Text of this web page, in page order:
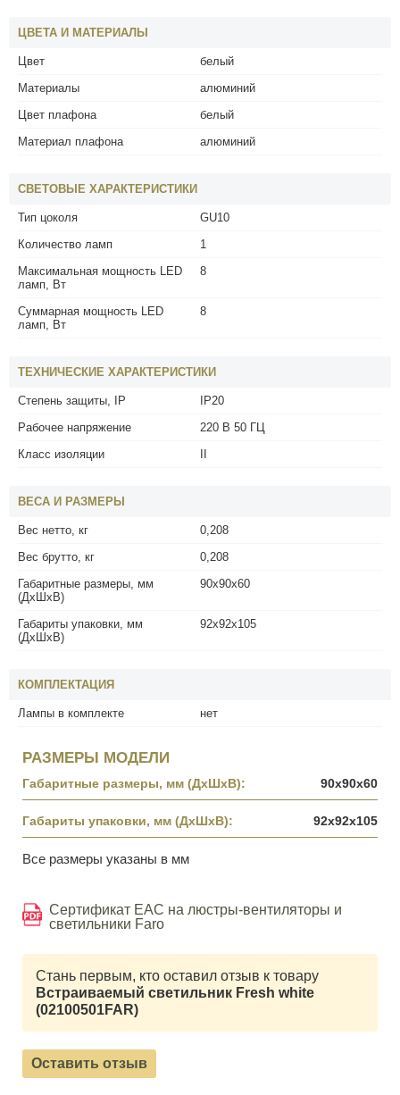
ЦВЕТА И МАТЕРИАЛЫ
Цвет
белый
Материалы
алюминий
Цвет плафона
белый
Материал плафона
алюминий
СВЕТОВЫЕ ХАРАКТЕРИСТИКИ
Тип цоколя
GU10
Количество ламп
1
Максимальная мощность LED
ламп, Вт
8
Суммарная мощность LED
ламп, Вт
8
ТЕХНИЧЕСКИЕ ХАРАКТЕРИСТИКИ
Степень защиты, IP
IP20
Рабочее напряжение
220 В 50 ГЦ
Класс изоляции
II
ВЕСА И РАЗМЕРЫ
Вес нетто, кг
0,208
Вес брутто, кг
0,208
Габаритные размеры, мм
(ДхШхВ)
90x90x60
Габариты упаковки, мм
(ДхШхВ)
92x92x105
КОМПЛЕКТАЦИЯ
Лампы в комплекте нет
РАЗМЕРЫ МОДЕЛИ
Габаритные размеры, мм (ДхШхВ): 90x90x60
Габариты упаковки, мм (ДхШхВ): 92x92x105
Все размеры указаны в мм
Сертификат EAC на люстры-вентиляторы и
светильники Faro
Стань первым, кто оставил отзыв к товару
Встраиваемый светильник Fresh white
(02100501FAR)
Оставить отзыв